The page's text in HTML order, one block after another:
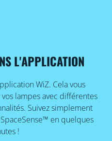
L'APPLICATION
WiZ. Cela vous
lampes avec différentes
Suivez simplement
en quelques
!